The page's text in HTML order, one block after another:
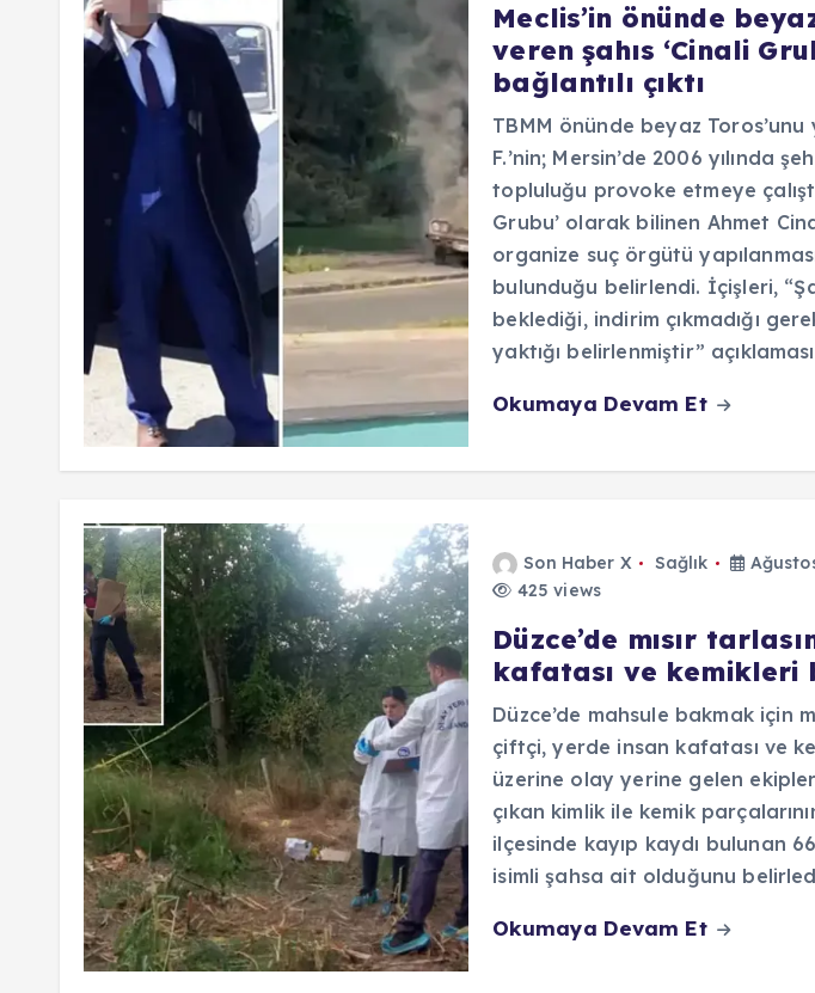
Meclis’in önünde
veren şahıs ‘Cinali
bağlantılı çıktı
TBMM önünde beyaz
F.’nin; Mersin’de 2006 yılında
topluluğu provoke etmeye
Grubu’ olarak bilinen Ahmet
organize suç örgütü
bulunduğu belirlendi. İçişleri,
beklediği, indirim çıkmadığı
yaktığı belirlenmiştir”
Okumaya Devam Et
Son Haber X Sağlık
425 views
Düzce’de mısır
kafatası ve kemikleri
Düzce’de mahsule bakmak için
çiftçi, yerde insan kafatası ve
üzerine olay yerine gelen
çıkan kimlik ile kemik
ilçesinde kayıp kaydı bulunan
isimli şahsa ait olduğunu
Okumaya Devam Et